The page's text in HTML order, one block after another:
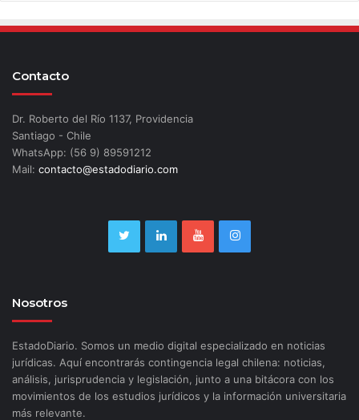
Contacto
Dr. Roberto del Río 1137, Providencia
Santiago - Chile
WhatsApp: (56 9) 89591212
Mail: contacto@estadodiario.com
Nosotros
EstadoDiario. Somos un medio digital especializado en noticias
jurídicas. Aquí encontrarás contingencia legal chilena: noticias,
análisis, jurisprudencia y legislación, junto a una bitácora con los
movimientos de los estudios jurídicos y la información universitaria
más relevante.